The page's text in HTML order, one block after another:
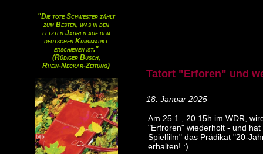
"Die tote Schwester zählt
zum Besten, was in den
letzten Jahren auf dem
deutschen Krimimarkt
erschienen ist."
(Rüdiger Busch,
Rhein-Neckar-Zeitung)
Tatort "Erforen" und
18. Januar 2025
Am 25.1., 20.15h im WDR,
"Erfroren" wiederholt - und hat
Spielfilm" das Prädikat "20-
erhalten! :)